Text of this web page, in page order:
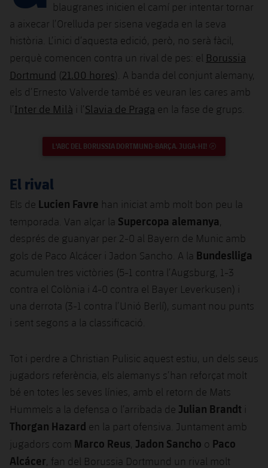
plusicon
més
Instal·lacions
Spotify Camp Nou
Palau Blaugrana
Barça Cafe
Ciutat Esportiva
plusicon
més
Serveis
Serveis Mèdics
Accessibilitat
plusicon
Acreditacions
Instal·lacions
SUB13
SUB11 A
SUB11 B
SUB10 A
SUB9 A
SUB9 B
SUB8 A
SUB8 B
SUB13 B
SUB12 C
SUB11 C
Entrades
Gameday Shows
Resultats
Jugadors
Fotos
Història
Palmarès
Base
Barça Atlètic
Junior
Cadet A
Infantil A
Infantil B
Campus Estiu
PLUSICON
MÉS
plusicon
més
Actualitat
Entrades
Resultats
Classificació
Fotos
Història
plusicon
més
Resultats
Classificació
Jugadors
Fotos
Base
plusicon
més
Cadet A
Cadet B
Infantil A
PLUSICON
MÉS
Primer equip
plusicon
més
Calendari
Entrades
Resultats
Jugadors
Fotos
Palmarès
Barça Atlètic
plusicon
més
Calendari
Resultats
Jugadors
plusicon
més
Juvenil
Cadet
Infantil
Primer equip
plusicon
més
Actualitat
Calendari
Barça Atlètic
plusicon
més
Actualitat
Calendari
Base
plusicon
més
Actualitat
Campus Estiu
blaugranes inicien el camí per intentar tornar
a aixecar l’Orelluda per sisena vegada en la seva
història. L’inici d’aquesta edició, però, no serà fàcil,
perquè comencen contra un rival de pes: el Borussia
Dortmund (21.00 hores). A banda del conjunt alemany,
els d’Ernesto Valverde també es veuran les cares amb
l’Inter de Milà i l’Slavia de Praga en la fase de grups.
L'ABC DEL BORUSSIA DORTMUND-BARÇA. JUGA-HI!
El rival
Els de Lucien Favre han iniciat amb molt bon peu la
temporada. Van alçar la Supercopa alemanya
després de guanyar per 2-0 al Bayern de Munic amb
gols de Paco Alcácer i Jadon Sancho. A la Bundeslliga
acumulen tres victòries (5-1 contra l’Augsburg, 1-3
contra el Colònia i 4-0 contra el Bayer Leverkusen) i
una derrota (3-1 contra l’Unió Berlí), sumant nou punts
i sent segons a la classificació.
Tot i perdre a Christian Pulisic aquest estiu, un dels seus
jugadors referència, els alemanys s’han reforçat molt
bé en totes les seves línies, amb el retorn de Mats
Hummels a la defensa o l’arribada de Julian Brandt
Thorgan Hazard en la part ofensiva. Juntament amb
jugadors com Marco Reus Jadon Sancho o Paco
Alcácer , fan del Borussia Dortmund un rival molt